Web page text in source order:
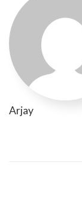
Arjay